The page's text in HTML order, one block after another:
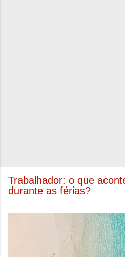
Trabalhador: o que
durante as férias?